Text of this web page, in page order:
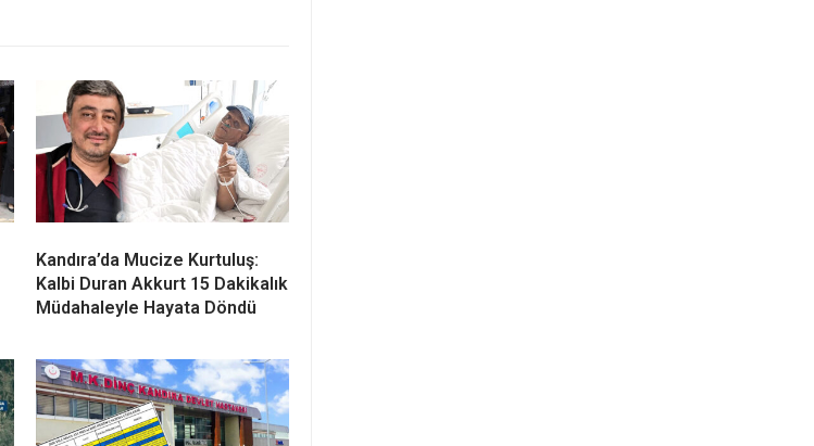
Kandıra’da Mucize Kurtuluş:
Kalbi Duran Akkurt 15 Dakikalık
Müdahaleyle Hayata Döndü